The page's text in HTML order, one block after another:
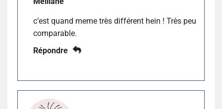
c’est quand meme très différent hein ! Très peu
comparable.
Répondre